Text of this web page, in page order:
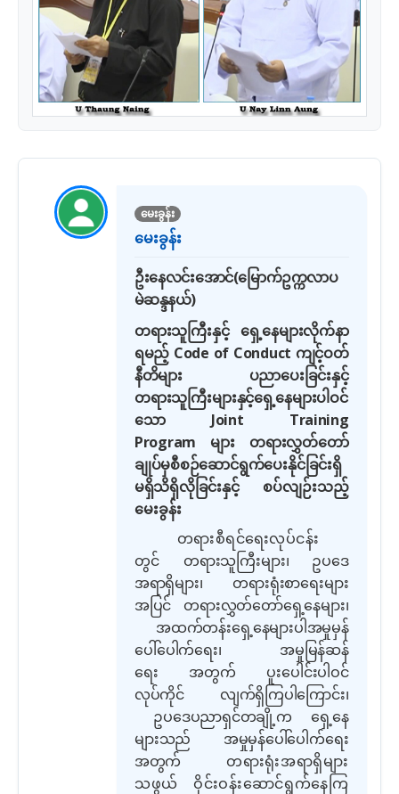
မေးခွန်း
မေးခွန်း
ဦးနေလင်းအောင်(မြောက်ဥက္ကလာပ
မဲဆန္ဒနယ်)
တရားသူကြီးနှင့် ရှေ့နေများလိုက်နာ
ရမည့် Code of Conduct ကျင့်ဝတ်
နီတိများ ပညာပေးခြင်းနှင့်
တရားသူကြီးများနှင့်ရှေ့နေများပါဝင်
သောJoint Training
Program များ တရားလွှတ်တော်
ချုပ်မှစီစဉ်ဆောင်ရွက်ပေးနိုင်ခြင်းရှိ
မရှိသိရှိလိုခြင်းနှင့်စပ်လျဉ်းသည့်
မေးခွန်း
တရားစီရင်ရေးလုပ်ငန်း
တွင် တရားသူကြီးများ၊ ဥပဒေ
အရာရှိများ၊ တရားရုံးစာရေးများ
အပြင် တရားလွှတ်တော်ရှေ့နေများ၊
အထက်တန်းရှေ့နေများပါအမှုမှန်
ပေါ်ပေါက်ရေး၊ အမှုမြန်ဆန်
ရေး အတွက် ပူးပေါင်းပါဝင်
လုပ်ကိုင် လျက်ရှိကြပါကြောင်း၊
ဥပဒေပညာရှင်တချို့က ရှေ့နေ
များသည် အမှုမှန်ပေါ်ပေါက်ရေး
အတွက် တရားရုံးအရာရှိများ
သဖွယ် ဝိုင်းဝန်းဆောင်ရွက်နေကြ